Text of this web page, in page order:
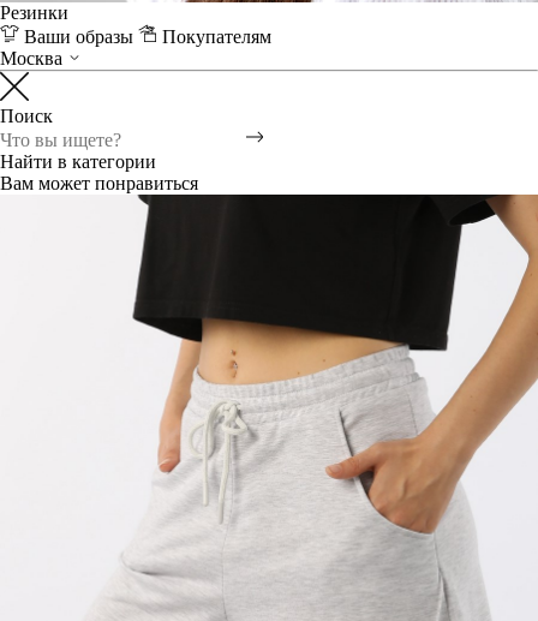
Резинки
Ваши образы
Покупателям
Москва
Поиск
Найти в категории
Вам может понравиться